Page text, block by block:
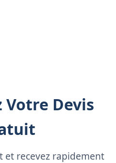
Votre Devis
et recevez rapidement